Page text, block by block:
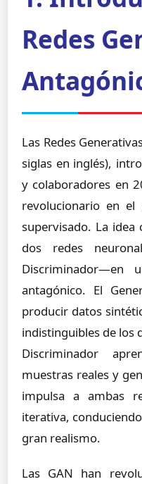
Redes
Las Redes
siglas en inglés),
y colaboradores en
revolucionario en el
supervisado. La idea
dos redes
Discriminador—en
antagónico. El
producir datos
indistinguibles de los
Discriminador
muestras reales y
impulsa a ambas
iterativa,
gran realismo.
Las GAN han